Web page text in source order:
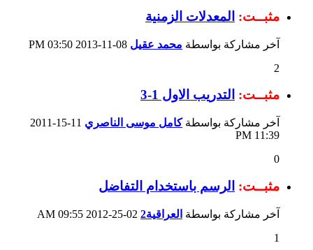
مثبــت: المعدلات الزمنية
آخر مشاركة بواسطة محمد عقيل
03:50 PM
2
مثبــت: التدريب الاول 1-3
آخر مشاركة بواسطةكامل موسى الناصري
11:39 PM
0
مثبــت: الرسم باستخدام التفاضل
آخر مشاركة بواسطة العراقية2
09:55 AM
1